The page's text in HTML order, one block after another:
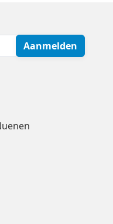
Aanmelden